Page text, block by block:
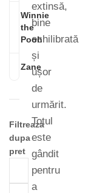
Winnie
the
Pooh
Zane
Filtreaza
dupa
pret
extinsă,
bine
echilibrată
și
ușor
de
urmărit.
Totul
este
gândit
pentru
a